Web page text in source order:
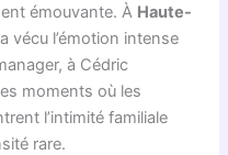
émouvante. À Haute-
vécu l’émotion intense
à Cédric
moments où les
l’intimité familiale
rare.